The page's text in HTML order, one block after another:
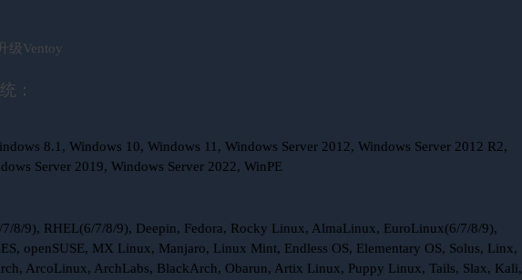
级Ventoy
：
8.1, Windows 10, Windows 11, Windows Server 2012, Windows Server 2012 R2,
Server 2019, Windows Server 2022, WinPE
7/8/9), RHEL(6/7/8/9), Deepin, Fedora, Rocky Linux, AlmaLinux, EuroLinux(6/7/8/9),
openSUSE, MX Linux, Manjaro, Linux Mint, Endless OS, Elementary OS, Solus, Linx,
ArcoLinux, ArchLabs, BlackArch, Obarun, Artix Linux, Puppy Linux, Tails, Slax, Kali,